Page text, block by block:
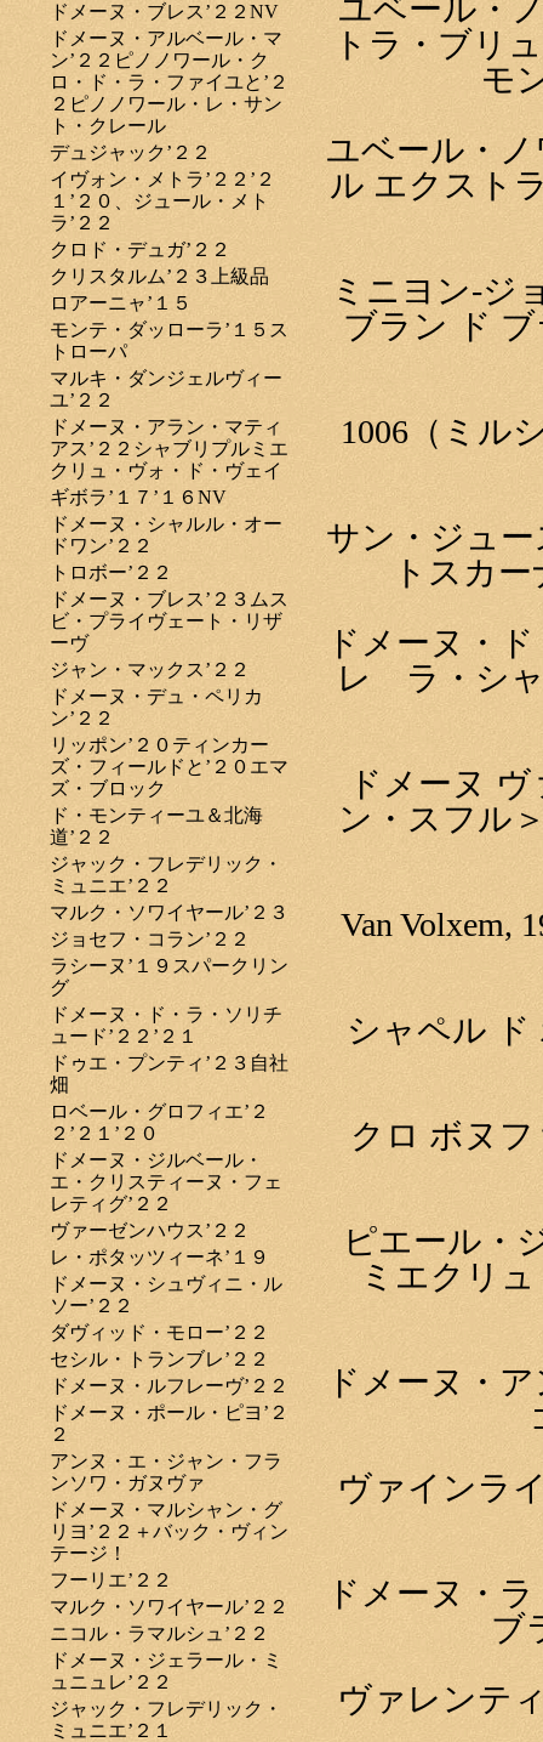
ドメーヌ・ブレス’２２NV
ドメーヌ・アルベール・マ
ン’２２ピノノワール・ク
ロ・ド・ラ・ファイユと’２
２ピノノワール・レ・サン
ト・クレール
デュジャック’２２
イヴォン・メトラ’２２’２
１’２０、ジュール・メト
ラ’２２
クロド・デュガ’２２
クリスタルム’２３上級品
ロアーニャ’１５
モンテ・ダッローラ’１５ス
トローパ
マルキ・ダンジェルヴィー
ユ’２２
ドメーヌ・アラン・マティ
アス’２２シャブリプルミエ
クリュ・ヴォ・ド・ヴェイ
ギボラ’１７’１６NV
ドメーヌ・シャルル・オー
ドワン’２２
トロボー’２２
ドメーヌ・ブレス’２３ムス
ビ・プライヴェート・リザ
ーヴ
ジャン・マックス’２２
ドメーヌ・デュ・ペリカ
ン’２２
リッポン’２０ティンカー
ズ・フィールドと’２０エマ
ズ・ブロック
ド・モンティーユ＆北海
道’２２
ジャック・フレデリック・
ミュニエ’２２
マルク・ソワイヤール’２３
ジョセフ・コラン’２２
ラシーヌ’１９スパークリン
グ
ドメーヌ・ド・ラ・ソリチ
ュード’２２’２１
ドゥエ・プンティ’２３自社
畑
ロベール・グロフィエ’２
２’２１’２０
ドメーヌ・ジルベール・
エ・クリスティーヌ・フェ
レティグ’２２
ヴァーゼンハウス’２２
レ・ポタッツィーネ’１９
ドメーヌ・シュヴィニ・ル
ソー’２２
ダヴィッド・モロー’２２
セシル・トランブレ’２２
ドメーヌ・ルフレーヴ’２２
ドメーヌ・ポール・ピヨ’２
２
アンヌ・エ・ジャン・フラ
ンソワ・ガヌヴァ
ドメーヌ・マルシャン・グ
リヨ’２２＋バック・ヴィン
テージ！
フーリエ’２２
マルク・ソワイヤール’２２
ニコル・ラマルシュ’２２
ドメーヌ・ジェラール・ミ
ュニュレ’２２
ジャック・フレデリック・
ミュニエ’２１
ユベール・
トラ・ブリ
モ
ユベール・
ル エクスト
ミニヨン-ジ
ブラン ド
1006（ミル
サン・ジュ
トスカ
ドメーヌ・
レ ラ・シャ
ドメーヌ
ン・スフル
Van Volxem,
シャペル ド
クロ ボヌ
ピエール・
ミエクリ
ドメーヌ・
ヴァインラ
ドメーヌ・
ブ
ヴァレンテ